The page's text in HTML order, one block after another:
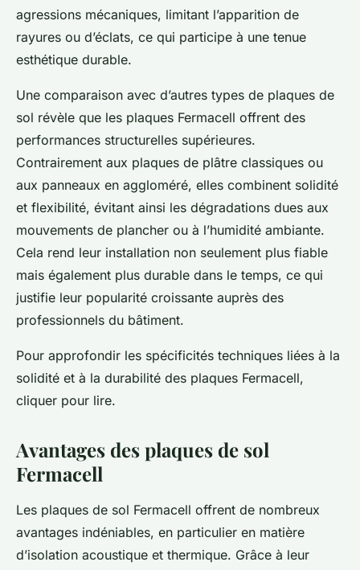
agressions mécaniques, limitant l’apparition de
rayures ou d’éclats, ce qui participe à une tenue
esthétique durable.
Une comparaison avec d’autres types de plaques de
sol révèle que les plaques Fermacell offrent des
performances structurelles supérieures.
Contrairement aux plaques de plâtre classiques ou
aux panneaux en aggloméré, elles combinent solidité
et flexibilité, évitant ainsi les dégradations dues aux
mouvements de plancher ou à l’humidité ambiante.
Cela rend leur installation non seulement plus fiable
mais également plus durable dans le temps, ce qui
justifie leur popularité croissante auprès des
professionnels du bâtiment.
Pour approfondir les spécificités techniques liées à la
solidité et à la durabilité des plaques Fermacell,
cliquer pour lire.
Avantages des plaques de sol
Fermacell
Les plaques de sol Fermacell offrent de nombreux
avantages indéniables, en particulier en matière
d’isolation acoustique et thermique. Grâce à leur